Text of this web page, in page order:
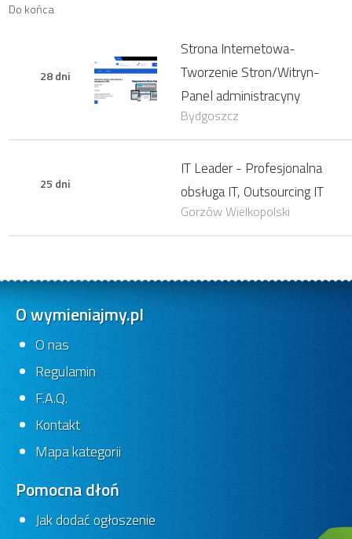
Do końca
28 dni
Strona Internetowa-
Tworzenie Stron/Witryn-
Panel administracyny
Bydgoszcz
25 dni
IT Leader - Profesjonalna
obsługa IT, Outsourcing IT
Gorzów Wielkopolski
O wymieniajmy.pl
O nas
Regulamin
F.A.Q.
Kontakt
Mapa kategorii
Pomocna dłoń
Jak dodać ogłoszenie